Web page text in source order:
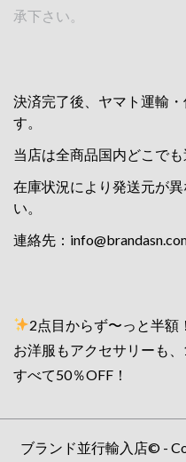
承下さい。
決済完了後、ヤマト運輸
す。
当店は全商品国内どこで
在庫状況により発送元が
い。
連絡先：
2点目からず〜っと半額！
お洋服もアクセサリーも
すべて50％OFF！
ブランド並行輸入店© -